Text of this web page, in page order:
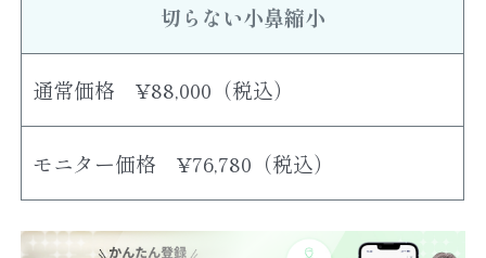
切らない小鼻縮小
通常価格 ¥88,000（税込）
モニター価格 ¥76,780（税込）